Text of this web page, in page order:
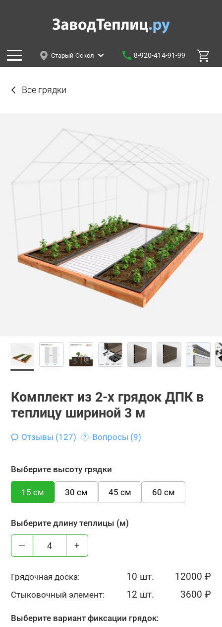
Старый Оскол 8-920-414-91-99
Все грядки
Комплект из 2-х грядок ДПК в
теплицу шириной 3 м
Отзывы (127) Вопросы (9)
Выберите высоту грядки
15 см 30 см 45 см 60 см
Выберите длину теплицы (м)
— +
Грядочная доска:
Стыковочный элемент:
10 шт.
12 шт.
12000₽
3600₽
Выберите вариант фиксации грядок: